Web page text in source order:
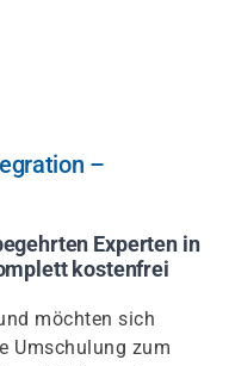
–
Experten in
kostenfrei
möchten sich
Umschulung zum